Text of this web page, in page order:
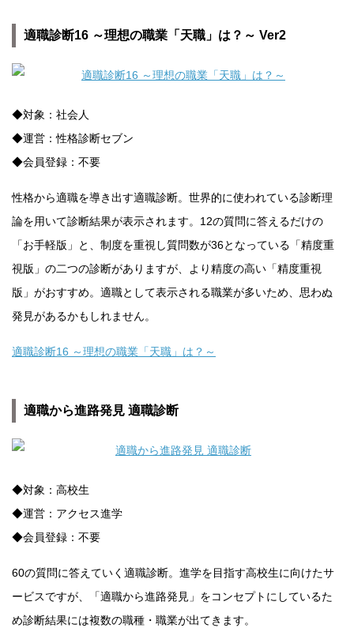
適職診断16 ～理想の職業「天職」は？～ Ver2
◆対象：社会人
◆運営：性格診断セブン
◆会員登録：不要
性格から適職を導き出す適職診断。世界的に使われている診断理
論を用いて診断結果が表示されます。12の質問に答えるだけの
「お手軽版」と、制度を重視し質問数が36となっている「精度重
視版」の二つの診断がありますが、より精度の高い「精度重視
版」がおすすめ。適職として表示される職業が多いため、思わぬ
発見があるかもしれません。
適職診断16 ～理想の職業「天職」は？～
適職から進路発見 適職診断
◆対象：高校生
◆運営：アクセス進学
◆会員登録：不要
60の質問に答えていく適職診断。進学を目指す高校生に向けたサ
ービスですが、「適職から進路発見」をコンセプトにしているた
め診断結果には複数の職種・職業が出てきます。